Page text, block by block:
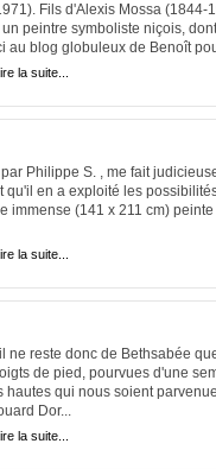
Fils d'Alexis Mossa (1844-
peintre symboliste niçois,
au blog globuleux de Benoît
la suite...
Philippe S. , me fait
en a exploité les
immense (141 x 211 cm)
la suite...
reste donc de Bethsabée
de pied, pourvues d'une
qui nous soient
Dor...
la suite...